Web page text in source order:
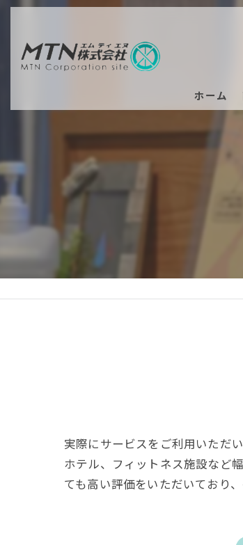
ホーム
実際にサービスをご利用いただ
ホテル、フィットネス施設など
ても高い評価をいただいており